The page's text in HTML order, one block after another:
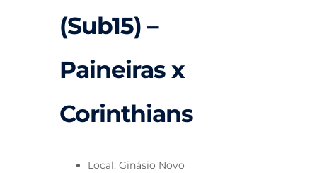
(Sub15) –
Paineiras x
Corinthians
Local: Ginásio Novo